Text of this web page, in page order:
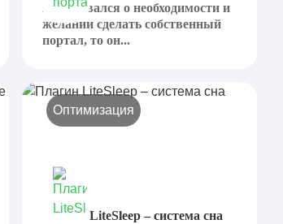
задумывался о необходимости и
желании сделать собственный
портал, то он...
Оптимизация
Плагин LiteSleep – система сна